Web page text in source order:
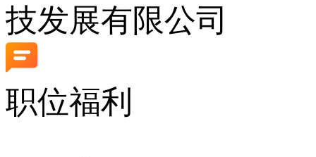
技发展有限公司
职位福利